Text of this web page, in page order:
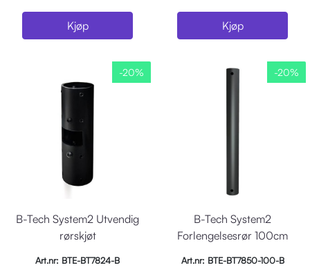
Kjøp Kjøp
-20%
B-Tech System2 Utvendig
rørskjøt
Art.nr: BTE-BT7824-B
-20%
B-Tech System2
Forlengelsesrør 100cm
Art.nr: BTE-BT7850-100-B